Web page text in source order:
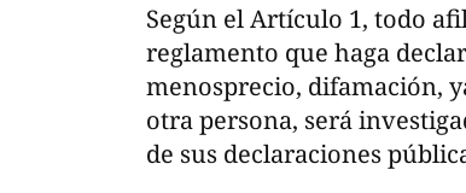
Según el Artículo 1, todo
reglamento que haga
menosprecio, difamación,
otra persona, será
de sus declaraciones